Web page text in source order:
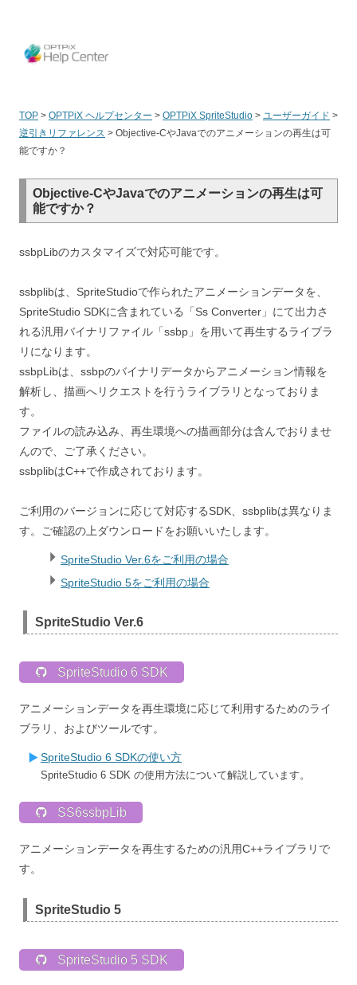
TOP > OPTPiX ヘルプセンター > OPTPiX SpriteStudio > ユーザーガイド >
逆引きリファレンス > Objective-CやJavaでのアニメーションの再生は可
能ですか？
Objective-CやJavaでのアニメーションの再生は可
能ですか？
ssbpLibのカスタマイズで対応可能です。
ssbplibは、SpriteStudioで作られたアニメーションデータを、
SpriteStudio SDKに含まれている「Ss Converter」にて出力さ
れる汎用バイナリファイル「ssbp」を用いて再生するライブラ
リになります。
ssbpLibは、ssbpのバイナリデータからアニメーション情報を
解析し、描画へリクエストを行うライブラリとなっておりま
す。
ファイルの読み込み、再生環境への描画部分は含んでおりませ
んので、ご了承ください。
ssbplibはC++で作成されております。
ご利用のバージョンに応じて対応するSDK、ssbplibは異なりま
す。ご確認の上ダウンロードをお願いいたします。
SpriteStudio Ver.6をご利用の場合
SpriteStudio 5をご利用の場合
SpriteStudio Ver.6
SpriteStudio 6 SDK
アニメーションデータを再生環境に応じて利用するためのライ
ブラリ、およびツールです。
SpriteStudio 6 SDKの使い方
SpriteStudio 6 SDK の使用方法について解説しています。
SS6ssbpLib
アニメーションデータを再生するための汎用C++ライブラリで
す。
SpriteStudio 5
SpriteStudio 5 SDK